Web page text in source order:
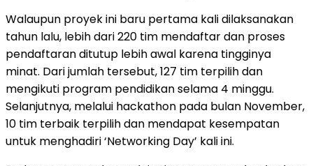
Walaupun proyek ini baru pertama kali dilaksanakan
tahun lalu, lebih dari 220 tim mendaftar dan proses
pendaftaran ditutup lebih awal karena tingginya
minat. Dari jumlah tersebut, 127 tim terpilih dan
mengikuti program pendidikan selama 4 minggu.
Selanjutnya, melalui hackathon pada bulan November,
10 tim terbaik terpilih dan mendapat kesempatan
untuk menghadiri ‘Networking Day’ kali ini.